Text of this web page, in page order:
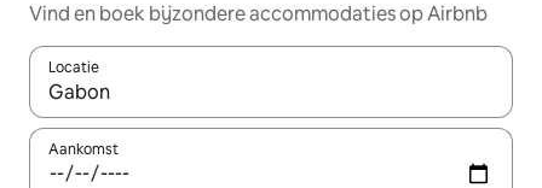
Vind en boek bijzondere accommodaties op Airbnb
Locatie
Wanneer er resultaten beschikbaar zijn, maak je een keuze
Aankomst